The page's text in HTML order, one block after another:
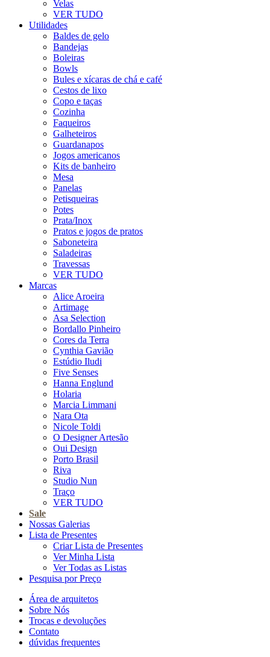
Velas
VER TUDO
Utilidades
Baldes de gelo
Bandejas
Boleiras
Bowls
Bules e xícaras de chá e café
Cestos de lixo
Copo e taças
Cozinha
Faqueiros
Galheteiros
Guardanapos
Jogos americanos
Kits de banheiro
Mesa
Panelas
Petisqueiras
Potes
Prata/Inox
Pratos e jogos de pratos
Saboneteira
Saladeiras
Travessas
VER TUDO
Marcas
Alice Aroeira
Artimage
Asa Selection
Bordallo Pinheiro
Cores da Terra
Cynthia Gavião
Estúdio Iludi
Five Senses
Hanna Englund
Holaria
Marcia Limmani
Nara Ota
Nicole Toldi
O Designer Artesão
Oui Design
Porto Brasil
Riva
Studio Nun
Traço
VER TUDO
Sale
Nossas Galerias
Lista de Presentes
Criar Lista de Presentes
Ver Minha Lista
Ver Todas as Listas
Pesquisa por Preço
Área de arquitetos
Sobre Nós
Trocas e devoluções
Contato
dúvidas frequentes